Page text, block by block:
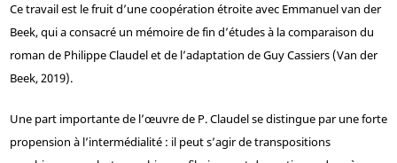
Ce travail est le fruit d’une coopération étroite avec Emmanuel van der
Beek, qui a consacré un mémoire de fin d’études à la comparaison du
roman de Philippe Claudel et de l’adaptation de Guy Cassiers (Van der
Beek, 2019).
Une part importante de l’œuvre de P. Claudel se distingue par une forte
propension à l’intermédialité : il peut s’agir de transpositions